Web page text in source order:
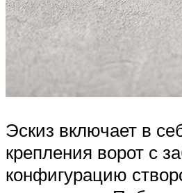
Эскиз включает в
крепления ворот с
конфигурацию